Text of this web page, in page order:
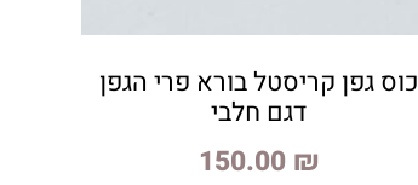
כוס גפן קריסטל בורא פרי הגפן
דגם חלבי
150.00 ₪